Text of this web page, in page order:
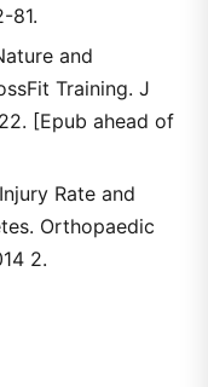
81.
and
Training. J
[Epub ahead of
Rate and
Orthopaedic
2.